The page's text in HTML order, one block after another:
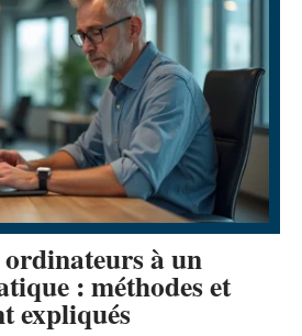
à un
: méthodes et
expliqués